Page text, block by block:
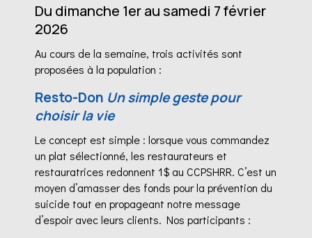
Du dimanche 1er au samedi 7 février
2026
Au cours de la semaine, trois activités sont
proposées à la population :
Resto-Don Un simple geste pour
choisir la vie
Le concept est simple : lorsque vous commandez
un plat sélectionné, les restaurateurs et
restauratrices redonnent 1$ au CCPSHRR. C’est un
moyen d’amasser des fonds pour la prévention du
suicide tout en propageant notre message
d’espoir avec leurs clients. Nos participants :